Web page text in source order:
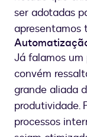
ser adotadas
apresentamos
Já falamos um
convém
grande aliada
produtividade.
processos